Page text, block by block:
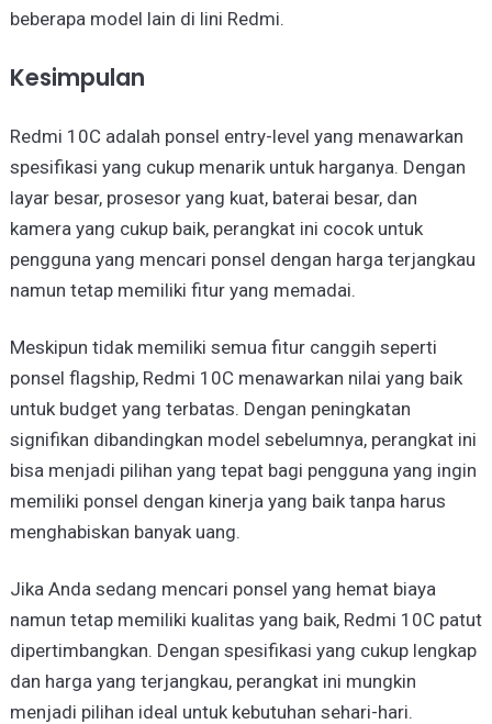
beberapa model lain di lini Redmi.
Kesimpulan
Redmi 10C adalah ponsel entry-level yang menawarkan
spesifikasi yang cukup menarik untuk harganya. Dengan
layar besar, prosesor yang kuat, baterai besar, dan
kamera yang cukup baik, perangkat ini cocok untuk
pengguna yang mencari ponsel dengan harga terjangkau
namun tetap memiliki fitur yang memadai.
Meskipun tidak memiliki semua fitur canggih seperti
ponsel flagship, Redmi 10C menawarkan nilai yang baik
untuk budget yang terbatas. Dengan peningkatan
signifikan dibandingkan model sebelumnya, perangkat ini
bisa menjadi pilihan yang tepat bagi pengguna yang ingin
memiliki ponsel dengan kinerja yang baik tanpa harus
menghabiskan banyak uang.
Jika Anda sedang mencari ponsel yang hemat biaya
namun tetap memiliki kualitas yang baik, Redmi 10C patut
dipertimbangkan. Dengan spesifikasi yang cukup lengkap
dan harga yang terjangkau, perangkat ini mungkin
menjadi pilihan ideal untuk kebutuhan sehari-hari.